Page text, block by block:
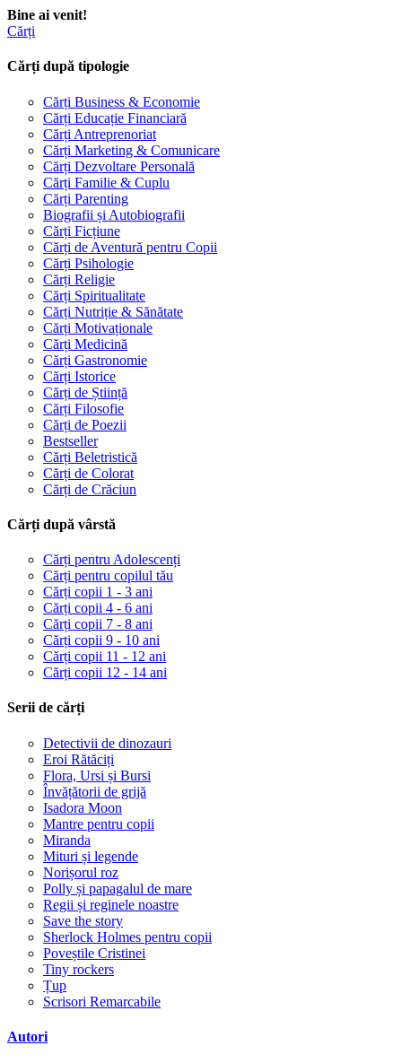
Bine ai venit!
Cărți
Cărți după tipologie
Cărți Business & Economie
Cărți Educație Financiară
Cărți Antreprenoriat
Cărți Marketing & Comunicare
Cărți Dezvoltare Personală
Cărți Familie & Cuplu
Cărți Parenting
Biografii și Autobiografii
Cărți Ficțiune
Cărți de Aventură pentru Copii
Cărți Psihologie
Cărți Religie
Cărți Spiritualitate
Cărți Nutriție & Sănătate
Cărți Motivaționale
Cărți Medicină
Cărți Gastronomie
Cărți Istorice
Cărți de Știință
Cărți Filosofie
Cărți de Poezii
Bestseller
Cărți Beletristică
Cărți de Colorat
Cărți de Crăciun
Cărți după vârstă
Cărți pentru Adolescenți
Cărți pentru copilul tău
Cărți copii 1 - 3 ani
Cărți copii 4 - 6 ani
Cărți copii 7 - 8 ani
Cărți copii 9 - 10 ani
Cărți copii 11 - 12 ani
Cărți copii 12 - 14 ani
Serii de cărți
Detectivii de dinozauri
Eroi Rătăciți
Flora, Ursi și Bursi
Învățătorii de grijă
Isadora Moon
Mantre pentru copii
Miranda
Mituri și legende
Norișorul roz
Polly și papagalul de mare
Regii și reginele noastre
Save the story
Sherlock Holmes pentru copii
Poveștile Cristinei
Tiny rockers
Țup
Scrisori Remarcabile
Autori